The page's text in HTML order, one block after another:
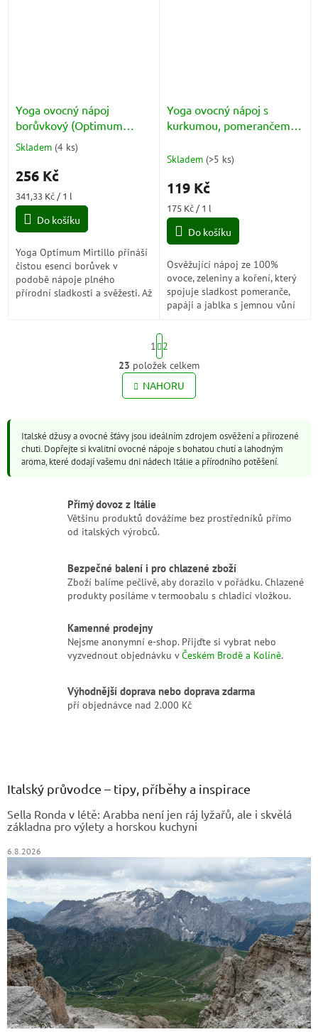
Yoga ovocný nápoj
borůvkový (Optimum
Succo Mirtillo) 6x125ml
Průměrné
produktu
5,0
5
Skladem (4 ks)
256 Kč
Měrná
cena:
341,33 Kč / 1 l
Do košíku
Yoga Optimum Mirtillo přináší
čistou esenci borůvek v
podobě nápoje plného
přírodní sladkosti a svěžesti. Až
Yoga ovocný nápoj s
kurkumou, pomerančem,
Papaya Carota) 680ml
Skladem (>5 ks)
119 Kč
Měrná
cena:
175 Kč / 1 l
Do košíku
Osvěžující nápoj ze 100%
ovoce, zeleniny a koření, který
spojuje sladkost pomeranče,
papáji a jablka s jemnou vůní
O
v
l
a
c
í
k
y
p
i
s
S
t
r
á
n
k
á
n
í
1
2
23 položek celkem
NAHORU
Italské džusy a ovocné šťávy jsou ideálním zdrojem osvěžení a přirozené
chuti. Dopřejte si kvalitní ovocné nápoje s bohatou chutí a lahodným
aroma, které dodají vašemu dni nádech Itálie a přírodního potěšení.
Přímý dovoz z Itálie
Většinu produktů dovážíme bez prostředníků přímo
od italských výrobců.
Bezpečné balení i pro chlazené zboží
Zboží balíme pečlivě, aby dorazilo v pořádku. Chlazené
produkty posíláme v termoobalu s chladicí vložkou.
Kamenné prodejny
Nejsme anonymní e-shop. Přijďte si vybrat nebo
vyzvednout objednávku vČeském Brodě a Kolíně.
Výhodnější doprava nebo doprava zdarma
pří objednávce nad 2.000 Kč
Italský průvodce – tipy, příběhy a inspirace
Sella Ronda v létě: Arabba není jen ráj lyžařů, ale i skvělá
základna pro výlety a horskou kuchyni
6.8.2026